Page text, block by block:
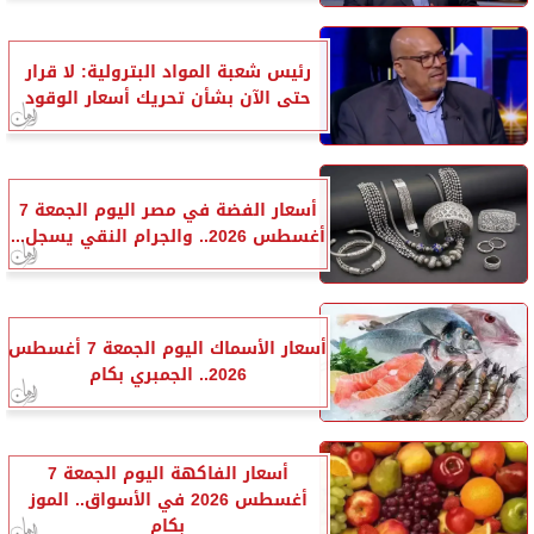
رئيس شعبة المواد البترولية: لا قرار
حتى الآن بشأن تحريك أسعار الوقود
أسعار الفضة في مصر اليوم الجمعة 7
أغسطس 2026.. والجرام النقي يسجل...
أسعار الأسماك اليوم الجمعة 7 أغسطس
2026.. الجمبري بكام
أسعار الفاكهة اليوم الجمعة 7
أغسطس 2026 في الأسواق.. الموز
بكام